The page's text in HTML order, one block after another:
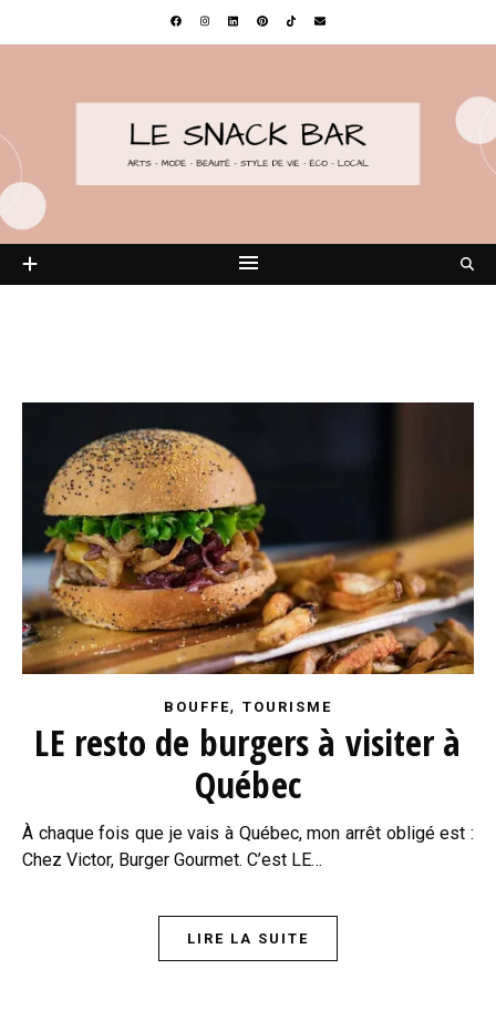
BOUFFE, TOURISME
LE resto de burgers à visiter à
Québec
À chaque fois que je vais à Québec, mon arrêt obligé est :
Chez Victor, Burger Gourmet. C’est LE…
LIRE LA SUITE